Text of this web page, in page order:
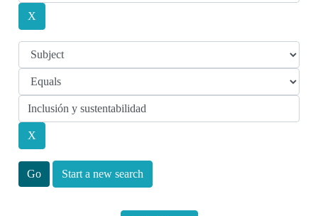
Start a new search